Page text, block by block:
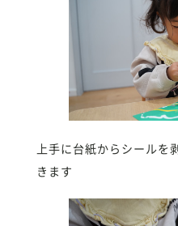
上手に台紙からシールを
きます